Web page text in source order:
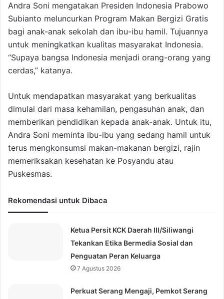
Andra Soni mengatakan Presiden Indonesia Prabowo
Subianto meluncurkan Program Makan Bergizi Gratis
bagi anak-anak sekolah dan ibu-ibu hamil. Tujuannya
untuk meningkatkan kualitas masyarakat Indonesia.
“Supaya bangsa Indonesia menjadi orang-orang yang
cerdas,” katanya.
Untuk mendapatkan masyarakat yang berkualitas
dimulai dari masa kehamilan, pengasuhan anak, dan
memberikan pendidikan kepada anak-anak. Untuk itu,
Andra Soni meminta ibu-ibu yang sedang hamil untuk
terus mengkonsumsi makan-makanan bergizi, rajin
memeriksakan kesehatan ke Posyandu atau
Puskesmas.
Rekomendasi untuk Dibaca
Ketua Persit KCK Daerah III/Siliwangi
Tekankan Etika Bermedia Sosial dan
Penguatan Peran Keluarga
7 Agustus 2026
Perkuat Serang Mengaji, Pemkot Serang